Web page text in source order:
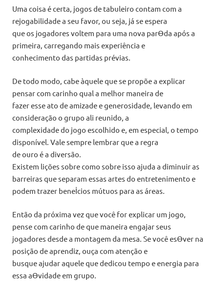
Uma coisa é certa, jogos de tabuleiro contam com a
rejogabilidade a seu favor, ou seja, já se espera
que os jogadores voltem para uma nova parƟda após a
primeira, carregando mais experiência e
conhecimento das partidas prévias.
De todo modo, cabe àquele que se propõe a explicar
pensar com carinho qual a melhor maneira de
fazer esse ato de amizade e generosidade, levando em
consideração o grupo ali reunido, a
complexidade do jogo escolhido e, em especial, o tempo
disponível. Vale sempre lembrar que a regra
de ouro é a diversão.
Existem lições sobre como sobre isso ajuda a diminuir as
barreiras que separam essas artes do entretenimento e
podem trazer beneİcios mútuos para as áreas.
Então da próxima vez que você for explicar um jogo,
pense com carinho de que maneira engajar seus
jogadores desde a montagem da mesa. Se você esƟver na
posição de aprendiz, ouça com atenção e
busque ajudar aquele que dedicou tempo e energia para
essa aƟvidade em grupo.